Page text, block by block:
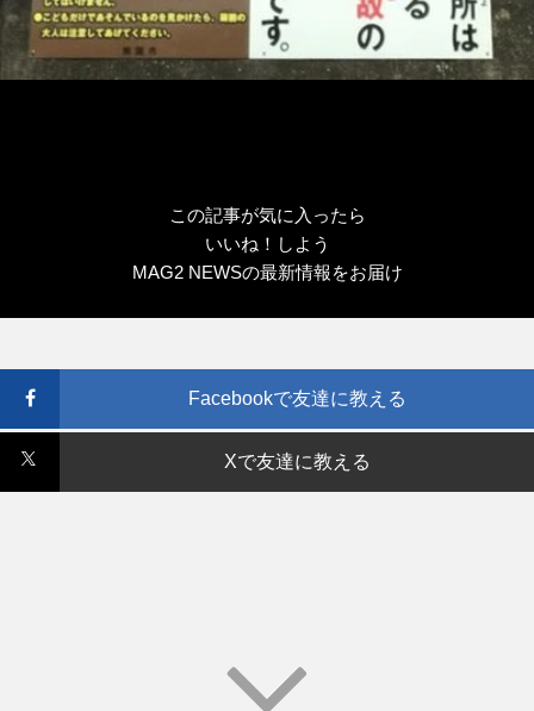
この記事が気に入ったら
いいね！しよう
MAG2 NEWSの最新情報をお届け
Facebookで友達に教える
Xで友達に教える